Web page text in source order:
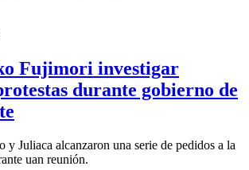
Fujimori investigar
durante gobierno de
y Juliaca alcanzaron una serie de pedidos a la
uan reunión.